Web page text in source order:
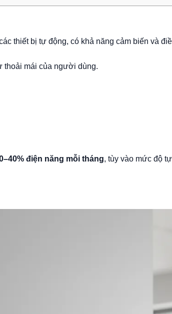
thiết bị tự động, có khả năng cảm biến và
thoải mái của người dùng.
điện năng mỗi tháng, tùy vào mức độ